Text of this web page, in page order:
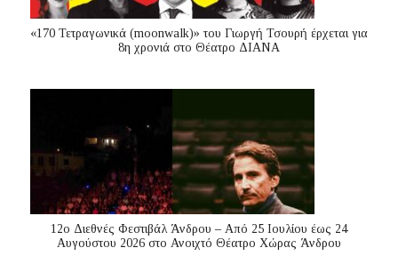
«170 Τετραγωνικά (moonwalk)» του Γιωργή Τσουρή έρχεται για
8η χρονιά στο Θέατρο ΔΙΑΝΑ
12ο Διεθνές Φεστιβάλ Άνδρου – Από 25 Ιουλίου έως 24
Αυγούστου 2026 στο Ανοιχτό Θέατρο Χώρας Άνδρου